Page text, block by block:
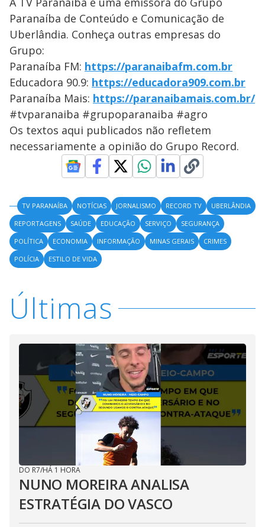
Paranaíba de Conteúdo e Comunicação de
Uberlândia. Conheça outras empresas do
Grupo:
Paranaíba FM: https://paranaibafm.com.br
Educadora 90.9: https://educadora909.com.br
Paranaíba Mais: https://paranaibamais.com.br/
#tvparanaiba #grupoparanaiba #agro
Os textos aqui publicados não refletem
necessariamente a opinião do Grupo Record.
TV PARANAÍBA NOTÍCIAS JORNALISMO RECORD TV
UBERLÂNDIA
REPORTAGENS
SAÚDE EDUCAÇÃO SERVIÇO
SEGURANÇA
POLÍTICA
ECONOMIA INFORMAÇÃO MINAS GERAIS
CRIMES
POLÍCIA
ESTILO DE VIDA
Últimas
DO R7/HÁ 1 HORA
NUNO MOREIRA ANALISA
ESTRATÉGIA DO VASCO